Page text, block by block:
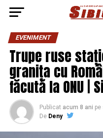
EVENIMENT
Trupe ruse
granița cu
făcută la ONU |
Publicat acum 8 ani pe
De Deny